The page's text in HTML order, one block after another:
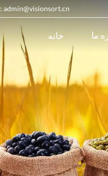
پست الکترونیک : admin@visionsort.cn
خانه ما